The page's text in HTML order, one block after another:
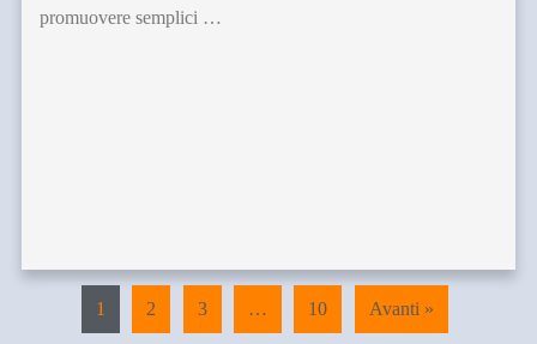
promuovere semplici …
1 2 3 … 10 Avanti »